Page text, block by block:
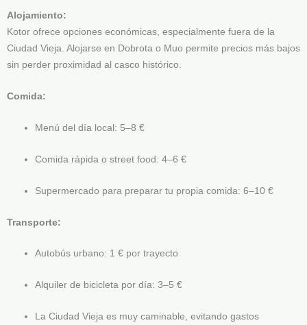
Alojamiento:
Kotor ofrece opciones económicas, especialmente fuera de la
Ciudad Vieja. Alojarse en Dobrota o Muo permite precios más bajos
sin perder proximidad al casco histórico.
Comida:
Menú del día local: 5–8 €
Comida rápida o street food: 4–6 €
Supermercado para preparar tu propia comida: 6–10 €
Transporte:
Autobús urbano: 1 € por trayecto
Alquiler de bicicleta por día: 3–5 €
La Ciudad Vieja es muy caminable, evitando gastos